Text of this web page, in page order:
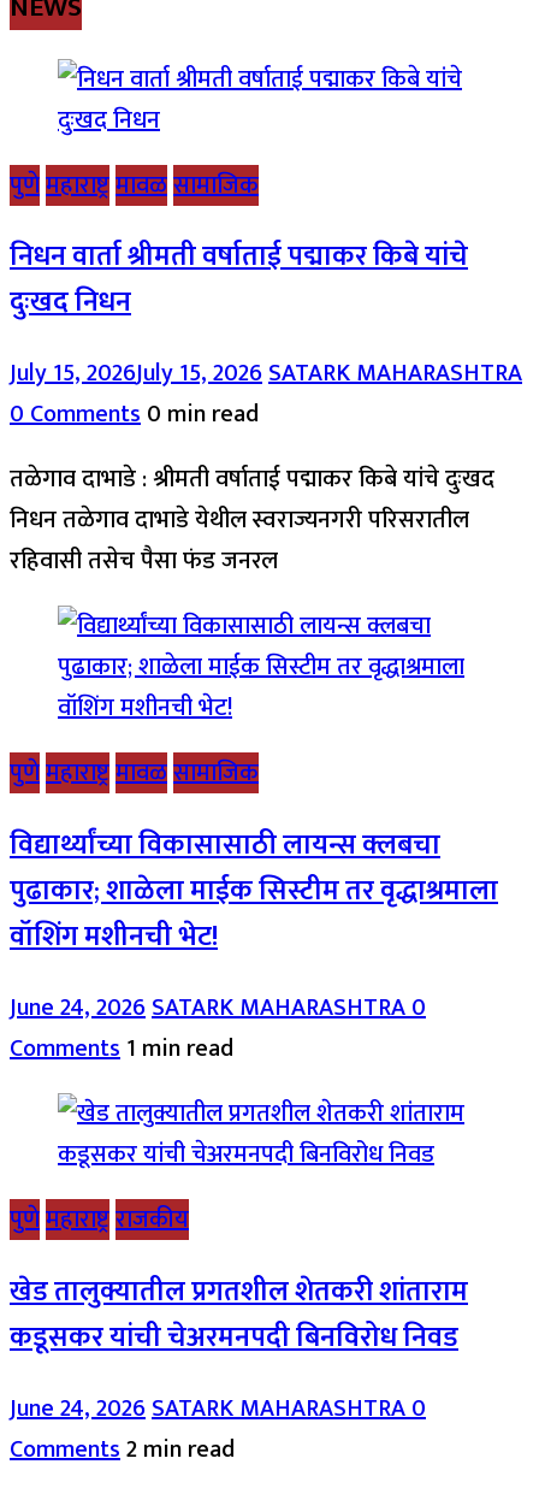
पुणेमहाराष्ट्रमावळसामाजिक
निधन वार्ता श्रीमती वर्षाताई पद्माकर किबे यांचे
दुःखद निधन
July 15, 2026July 15, 2026SATARK MAHARASHTRA
0 Comments0 min read
तळेगाव दाभाडे : श्रीमती वर्षाताई पद्माकर किबे यांचे दुःखद
निधन तळेगाव दाभाडे येथील स्वराज्यनगरी परिसरातील
रहिवासी तसेच पैसा फंड जनरल
पुणेमहाराष्ट्रमावळसामाजिक
विद्यार्थ्यांच्या विकासासाठी लायन्स क्लबचा
पुढाकार; शाळेला माईक सिस्टीम तर वृद्धाश्रमाला
वॉशिंग मशीनची भेट!
June 24, 2026SATARK MAHARASHTRA0
Comments1 min read
पुणेमहाराष्ट्रराजकीय
खेड तालुक्यातील प्रगतशील शेतकरी शांताराम
कडूसकर यांची चेअरमनपदी बिनविरोध निवड
June 24, 2026SATARK MAHARASHTRA0
Comments2 min read